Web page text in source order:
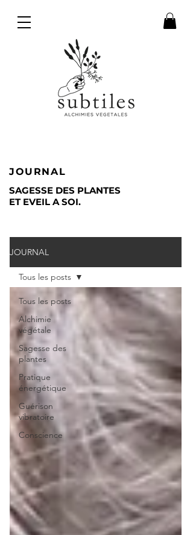
JOURNAL
SAGESSE DES PLANTES
ET EVEIL A SOI.
JOURNAL
Tous les posts
Alchimie
végétale
Sagesse des
plantes
Pratique
énergétique
Guérison
vibratoire
Conscience
Tous les posts